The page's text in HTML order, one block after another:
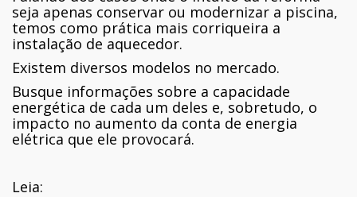
seja apenas conservar ou modernizar a piscina,
temos como prática mais corriqueira a
instalação de aquecedor.
Existem diversos modelos no mercado.
Busque informações sobre a capacidade
energética de cada um deles e, sobretudo, o
impacto no aumento da conta de energia
elétrica que ele provocará.
Leia: